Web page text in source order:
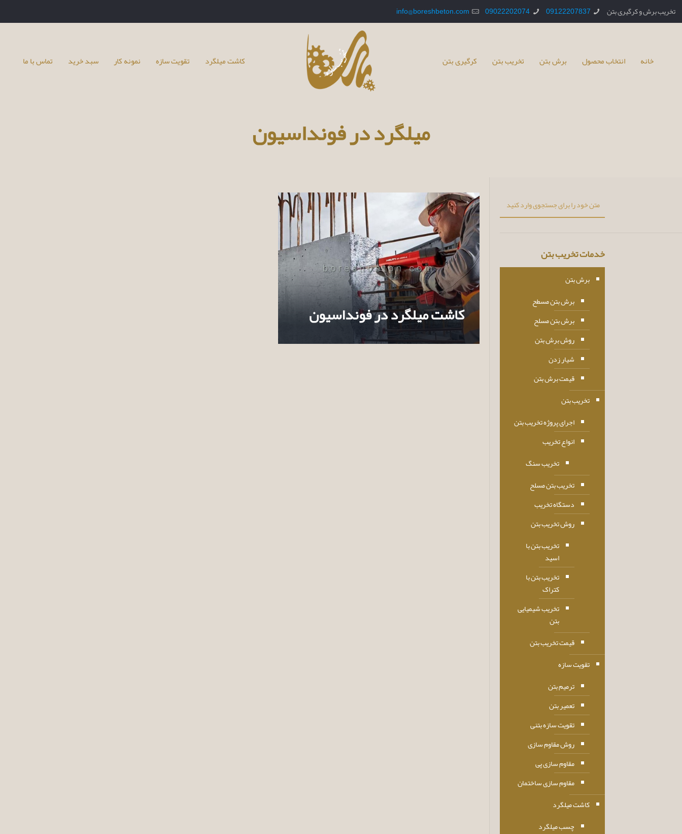
تخریب برش و کرگیری بتن 09122207837
09022202074
info@boreshbeton.com
کاشت میلگرد تقویت سازه نمونه کار سبد خرید تماس با ما خانه انتخاب محصول برش بتن تخریب بتن کرگیری بتن
میلگرد در فونداسیون
کاشت میلگرد در فونداسیون
خدمات تخریب بتن
برش بتن
برش بتن مسطح
برش بتن مسلح
روش برش بتن
شیار زدن
قیمت برش بتن
تخریب بتن
اجرای پروژه تخریب بتن
انواع تخریب
تخریب سنگ
تخریب بتن مسلح
دستگاه تخریب
روش تخریب بتن
تخریب بتن با
اسید
تخریب بتن با
کتراک
تخریب شیمیایی
بتن
قیمت تخریب بتن
تقویت سازه
ترمیم بتن
تعمیر بتن
تقویت سازه بتنی
روش مقاوم سازی
مقاوم سازی پی
مقاوم سازی ساختمان
کاشت میلگرد
چسب میلگرد